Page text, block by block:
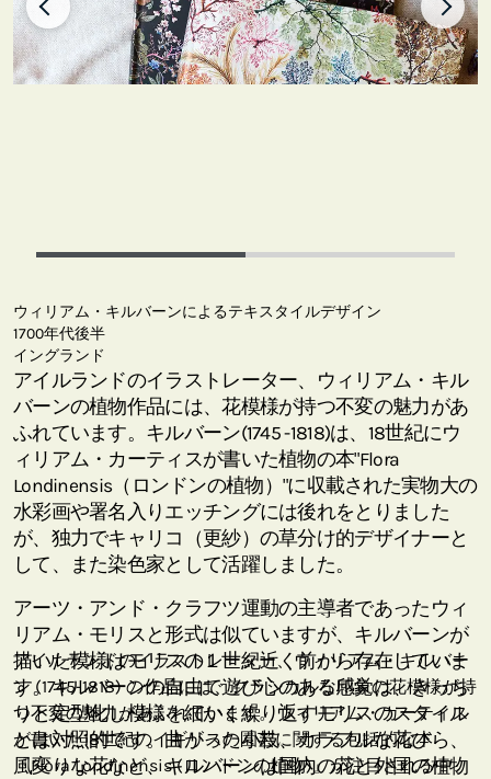
ウィリアム・キルバーンによるテキスタイルデザイン
1700年代後半
イングランド
アイルランドのイラストレーター、ウィリアム・キル
バーンの植物作品には、花模様が持つ不変の魅力があ
ふれています。キルバーン(1745 -1818)は、18世紀にウ
ィリアム・カーティスが書いた植物の本"Flora
Londinensis（ロンドンの植物）"に収載された実物大の
水彩画や署名入りエッチングには後れをとりました
が、独力でキャリコ（更紗）の草分け的デザイナーと
して、また染色家として活躍しました。
アーツ・アンド・クラフツ運動の主導者であったウィ
リアム・モリスと形式は似ていますが、キルバーンが
描いた模様はモリスの１世紀近く前から存在していま
す。キルバーンの自由で遊び心のある感覚は、きっち
りと定型化し模様を細かく繰り返すモリスのスタイル
とは対照的です。曲がった小枝、カラフルな花びら、
風変りな花など、キルバーンは国内の花と外国の植物
アイルランドのイラストレーター、ウィリアム・キルバー
ン (1745-1818) の作品には、クラシカルな印象の花模様が持
つ不変の魅力があふれています。ウィリアム・カーティス
が書いた18世紀のイギリスの園芸に関する包括的な本
『Flora Londinensis (ロンドンの植物)』が注目される中、